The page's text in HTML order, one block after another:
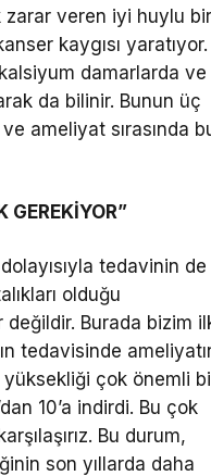
zarar veren iyi huylu bir
kaygısı yaratıyor.
damarlarda ve
da bilinir. Bunun üç
ameliyat sırasında
tedavinin de
olduğu
Burada bizim
tedavisinde
çok önemli
10’a indirdi. Bu çok
Bu durum,
son yıllarda daha